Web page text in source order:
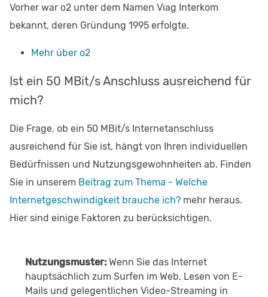
Vorher war o2 unter dem Namen Viag Interkom
bekannt, deren Gründung 1995 erfolgte.
Mehr über o2
Ist ein 50 MBit/s Anschluss ausreichend für
mich?
Die Frage, ob ein 50 MBit/s Internetanschluss
ausreichend für Sie ist, hängt von Ihren individuellen
Bedürfnissen und Nutzungsgewohnheiten ab. Finden
Sie in unserem Beitrag zum Thema - Welche
Internetgeschwindigkeit brauche ich? mehr heraus.
Hier sind einige Faktoren zu berücksichtigen.
Nutzungsmuster: Wenn Sie das Internet
hauptsächlich zum Surfen im Web, Lesen von E-
Mails und gelegentlichen Video-Streaming in